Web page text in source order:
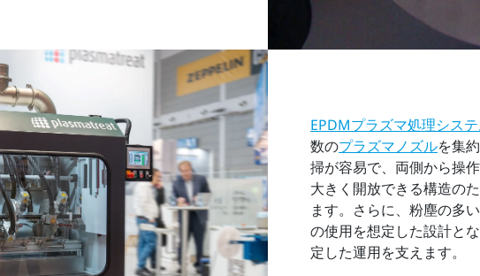
EPDMプラズマ処理シス
数のプラズマノズルを集
掃が容易で、両側から操
大きく開放できる構造の
ます。さらに、粉塵の多
の使用を想定した設計と
定した運用を支えます。